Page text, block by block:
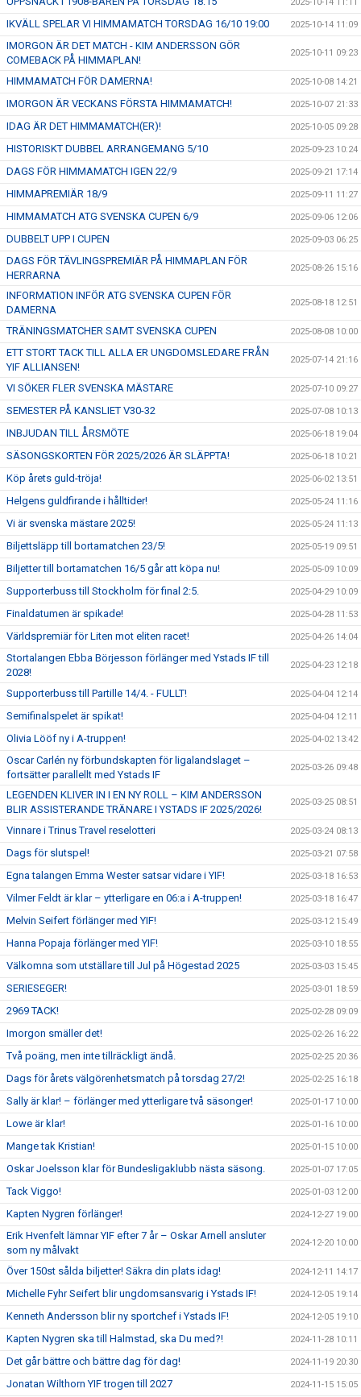
IKVÄLL SPELAR VI HIMMAMATCH TORSDAG 16/10 19:00 2025-10-14 11:09
IMORGON ÄR DET MATCH - KIM ANDERSSON GÖR
COMEBACK PÅ HIMMAPLAN!
2025-10-11 09:23
HIMMAMATCH FÖR DAMERNA! 2025-10-08 14:21
IMORGON ÄR VECKANS FÖRSTA HIMMAMATCH! 2025-10-07 21:33
IDAG ÄR DET HIMMAMATCH(ER)! 2025-10-05 09:28
HISTORISKT DUBBEL ARRANGEMANG 5/10 2025-09-23 10:24
DAGS FÖR HIMMAMATCH IGEN 22/9 2025-09-21 17:14
HIMMAPREMIÄR 18/9 2025-09-11 11:27
HIMMAMATCH ATG SVENSKA CUPEN 6/9 2025-09-06 12:06
DUBBELT UPP I CUPEN 2025-09-03 06:25
DAGS FÖR TÄVLINGSPREMIÄR PÅ HIMMAPLAN FÖR
HERRARNA
2025-08-26 15:16
INFORMATION INFÖR ATG SVENSKA CUPEN FÖR
DAMERNA
2025-08-18 12:51
TRÄNINGSMATCHER SAMT SVENSKA CUPEN 2025-08-08 10:00
ETT STORT TACK TILL ALLA ER UNGDOMSLEDARE FRÅN
YIF ALLIANSEN!
2025-07-14 21:16
VI SÖKER FLER SVENSKA MÄSTARE 2025-07-10 09:27
SEMESTER PÅ KANSLIET V30-32 2025-07-08 10:13
INBJUDAN TILL ÅRSMÖTE 2025-06-18 19:04
SÄSONGSKORTEN FÖR 2025/2026 ÄR SLÄPPTA! 2025-06-18 10:21
Köp årets guld-tröja! 2025-06-02 13:51
Helgens guldfirande i hålltider! 2025-05-24 11:16
Vi är svenska mästare 2025! 2025-05-24 11:13
Biljettsläpp till bortamatchen 23/5! 2025-05-19 09:51
Biljetter till bortamatchen 16/5 går att köpa nu! 2025-05-09 10:09
Supporterbuss till Stockholm för final 2:5. 2025-04-29 10:09
Finaldatumen är spikade! 2025-04-28 11:53
Världspremiär för Liten mot eliten racet! 2025-04-26 14:04
Stortalangen Ebba Börjesson förlänger med Ystads IF till
2028!
2025-04-23 12:18
Supporterbuss till Partille 14/4. - FULLT! 2025-04-04 12:14
Semifinalspelet är spikat! 2025-04-04 12:11
Olivia Lööf ny i A-truppen! 2025-04-02 13:42
Oscar Carlén ny förbundskapten för ligalandslaget –
fortsätter parallellt med Ystads IF
2025-03-26 09:48
LEGENDEN KLIVER IN I EN NY ROLL – KIM ANDERSSON
BLIR ASSISTERANDE TRÄNARE I YSTADS IF 2025/2026!
2025-03-25 08:51
Vinnare i Trinus Travel reselotteri 2025-03-24 08:13
Dags för slutspel! 2025-03-21 07:58
Egna talangen Emma Wester satsar vidare i YIF! 2025-03-18 16:53
Vilmer Feldt är klar – ytterligare en 06:a i A-truppen! 2025-03-18 16:47
Melvin Seifert förlänger med YIF! 2025-03-12 15:49
Hanna Popaja förlänger med YIF! 2025-03-10 18:55
Välkomna som utställare till Jul på Högestad 2025 2025-03-03 15:45
SERIESEGER! 2025-03-01 18:59
2969 TACK! 2025-02-28 09:09
Imorgon smäller det! 2025-02-26 16:22
Två poäng, men inte tillräckligt ändå. 2025-02-25 20:36
Dags för årets välgörenhetsmatch på torsdag 27/2! 2025-02-25 16:18
Sally är klar! – förlänger med ytterligare två säsonger! 2025-01-17 10:00
Lowe är klar! 2025-01-16 10:00
Mange tak Kristian! 2025-01-15 10:00
Oskar Joelsson klar för Bundesligaklubb nästa säsong. 2025-01-07 17:05
Tack Viggo! 2025-01-03 12:00
Kapten Nygren förlänger! 2024-12-27 19:00
Erik Hvenfelt lämnar YIF efter 7 år – Oskar Arnell ansluter
som ny målvakt
2024-12-20 10:00
Över 150st sålda biljetter! Säkra din plats idag! 2024-12-11 14:17
Michelle Fyhr Seifert blir ungdomsansvarig i Ystads IF! 2024-12-05 19:14
Kenneth Andersson blir ny sportchef i Ystads IF! 2024-12-05 19:10
Kapten Nygren ska till Halmstad, ska Du med?! 2024-11-28 10:11
Det går bättre och bättre dag för dag! 2024-11-19 20:30
Jonatan Wilthorn YIF trogen till 2027 2024-11-15 15:05